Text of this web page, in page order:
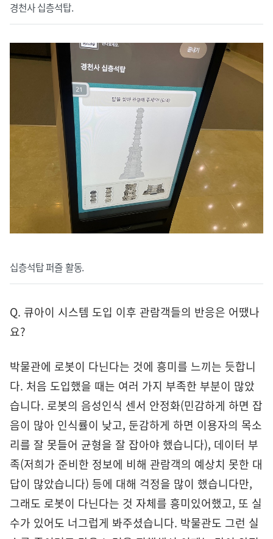
경천사 십층석탑.
십층석탑 퍼즐 활동.
Q. 큐아이 시스템 도입 이후 관람객들의 반응은 어땠나
요?
박물관에 로봇이 다닌다는 것에 흥미를 느끼는 듯합니
다. 처음 도입했을 때는 여러 가지 부족한 부분이 많았
습니다. 로봇의 음성인식 센서 안정화(민감하게 하면 잡
음이 많아 인식률이 낮고, 둔감하게 하면 이용자의 목소
리를 잘 못들어 균형을 잘 잡아야 했습니다), 데이터 부
족(저희가 준비한 정보에 비해 관람객의 예상치 못한 대
답이 많았습니다) 등에 대해 걱정을 많이 했습니다만,
그래도 로봇이 다닌다는 것 자체를 흥미있어했고, 또 실
수가 있어도 너그럽게 봐주셨습니다. 박물관도 그런 실